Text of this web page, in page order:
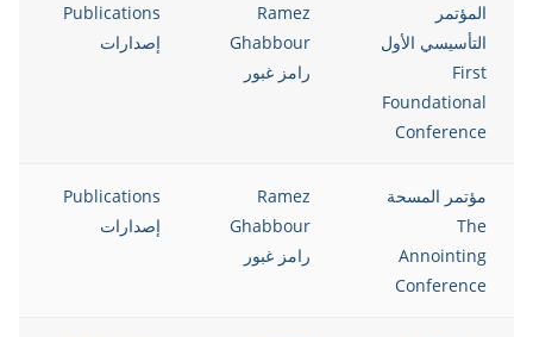
المؤتمر
التأسيسي الأول
First
Foundational
Conference
Ramez
Ghabbour
رامز غبور
Publications
إصدارات
مؤتمر المسحة
The
Annointing
Conference
Ramez
Ghabbour
رامز غبور
Publications
إصدارات